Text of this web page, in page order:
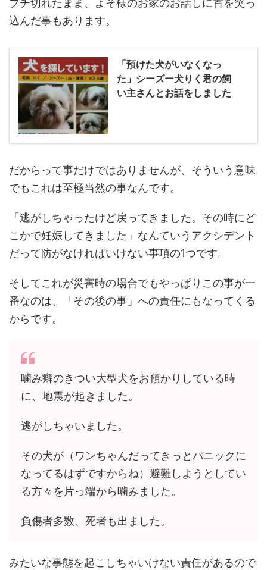
ブチ切れたまま、よそ様のお家のお話しに首を突っ
込んだ事もあります。
「預けた犬がいなくなっ
た」シーズー犬りく君の飼
い主さんとお話をしました
だからって事だけではありませんが、そういう意味
でもこれは至極当然の事なんです。
「逃がしちゃったけど戻ってきました。その時にど
こかで妊娠してきました」なんていうアクシデント
だって防がなければいけない事項の1つです。
そしてこれが災害時の場合でもやっぱりこの事が一
番なのは、「その後の事」への責任にもなってくる
からです。
噛み癖のきつい大型犬をお預かりしている時
に、地震が起きました。
逃がしちゃいました。
その犬が（ワンちゃんだってきっとパニックに
なってるはずですからね）避難しようとしてい
る方々を片っ端から噛みました。
負傷者多数、死者も出ました。
みたいな事態を起こしちゃいけない責任があるので